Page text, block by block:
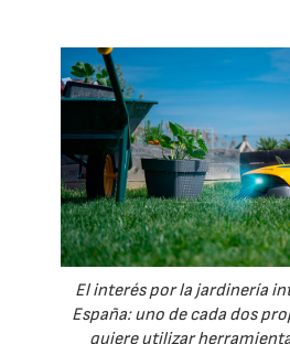
El interés por la jardinería
España: uno de cada dos
quiere utilizar